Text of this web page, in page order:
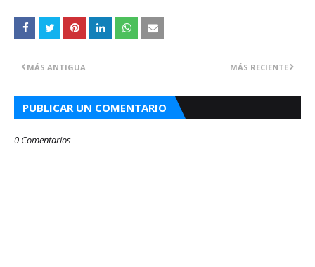
MÁS RECIENTE
MÁS ANTIGUA
PUBLICAR UN COMENTARIO
0 Comentarios